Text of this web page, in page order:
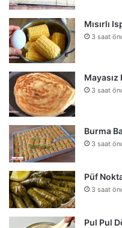
Mısırlı
3 saat
Mayasız
3 saat
Burma
3 saat
Püf
3 saat
Pul Pul